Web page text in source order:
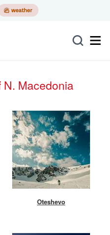
N. Macedonia
Oteshevo